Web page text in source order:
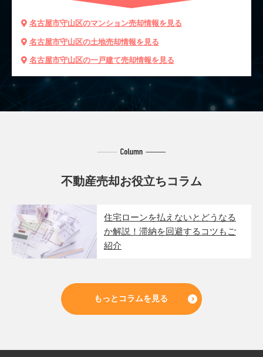
名古屋市守山区のマンション売却情報を見る
名古屋市守山区の土地売却情報を見る
名古屋市守山区の一戸建て売却情報を見る
不動産売却お役立ちコラム
住宅ローンを払えないとどうなる
か解説！滞納を回避するコツもご
紹介
もっとコラムを見る